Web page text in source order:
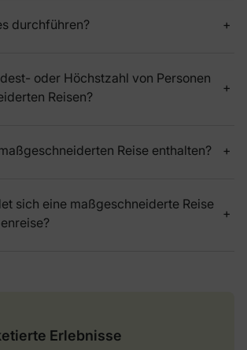
durchführen?
oder Höchstzahl von Personen
Reisen?
Reise enthalten?
sich eine maßgeschneiderte Reise
Erlebnisse